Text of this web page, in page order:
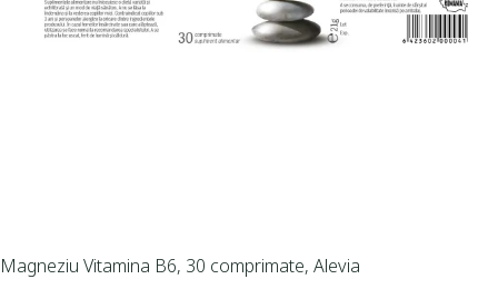
Magneziu Vitamina B6, 30 comprimate, Alevia